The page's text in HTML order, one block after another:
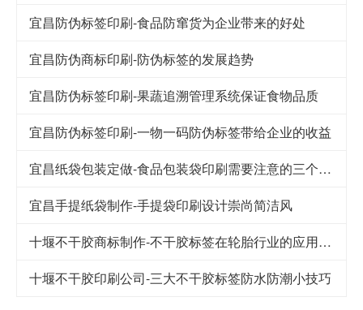
宜昌防伪标签印刷-食品防窜货为企业带来的好处
宜昌防伪商标印刷-防伪标签的发展趋势
宜昌防伪标签印刷-果蔬追溯管理系统保证食物品质
宜昌防伪标签印刷-一物一码防伪标签带给企业的收益
宜昌纸袋包装定做-食品包装袋印刷需要注意的三个细节
宜昌手提纸袋制作-手提袋印刷设计崇尚简洁风
十堰不干胶商标制作-不干胶标签在轮胎行业的应用及其发展
十堰不干胶印刷公司-​三大不干胶标签防水防潮小技巧